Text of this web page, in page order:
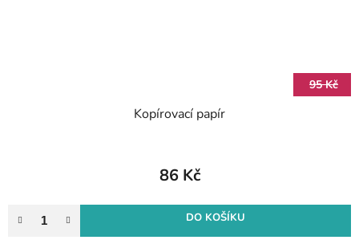
95 Kč
Kopírovací papír
86 Kč
DO KOŠÍKU